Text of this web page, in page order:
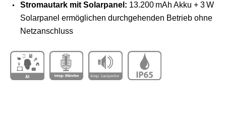
Stromautark mit Solarpanel: 13.200 mAh Akku + 3 W
Solarpanel ermöglichen durchgehenden Betrieb ohne
Netzanschluss